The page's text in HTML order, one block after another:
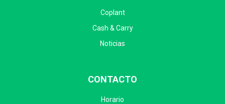
Coplant
Cash & Carry
Noticias
CONTACTO
Horario